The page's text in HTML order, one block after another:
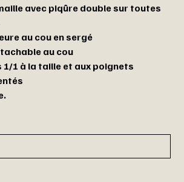
avec piqûre double sur toutes
au cou en sergé
au cou
1 à la taille et aux poignets